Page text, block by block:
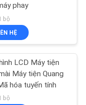
phay
bộ
HỆ
LCD Máy tiện
Máy tiện Quang
hóa tuyến tính
bộ